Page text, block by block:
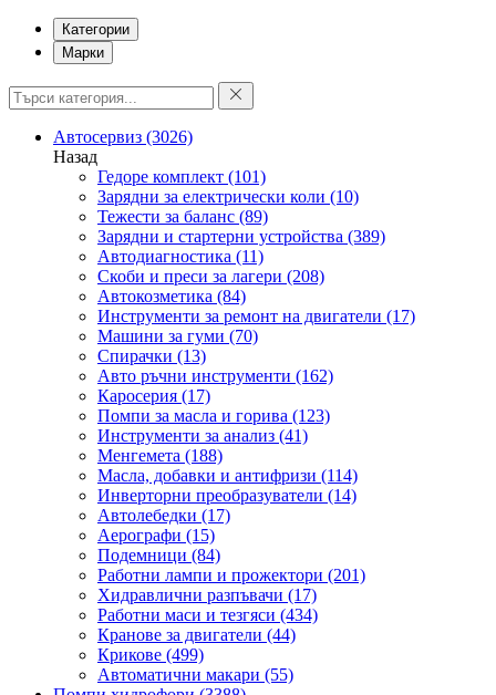
Категории
Марки
Автосервиз (3026)
Назад
Гедоре комплект (101)
Зарядни за електрически коли (10)
Тежести за баланс (89)
Зарядни и стартерни устройства (389)
Автодиагностика (11)
Скоби и преси за лагери (208)
Автокозметика (84)
Инструменти за ремонт на двигатели (17)
Машини за гуми (70)
Спирачки (13)
Авто ръчни инструменти (162)
Каросерия (17)
Помпи за масла и горива (123)
Инструменти за анализ (41)
Менгемета (188)
Масла, добавки и антифризи (114)
Инверторни преобразуватели (14)
Автолебедки (17)
Аерографи (15)
Подемници (84)
Работни лампи и прожектори (201)
Хидравлични разпъвачи (17)
Работни маси и тезгяси (434)
Кранове за двигатели (44)
Крикове (499)
Автоматични макари (55)